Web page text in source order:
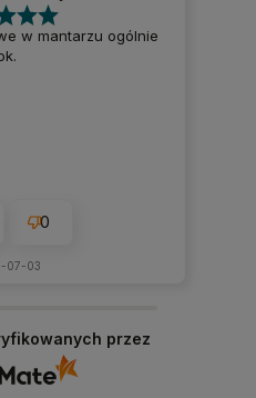
w mantarzu ogólnie
0
07-03
przez